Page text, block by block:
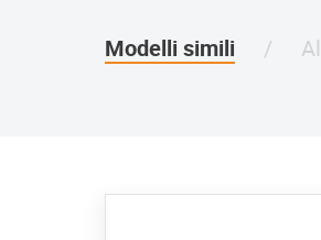
Modelli simili